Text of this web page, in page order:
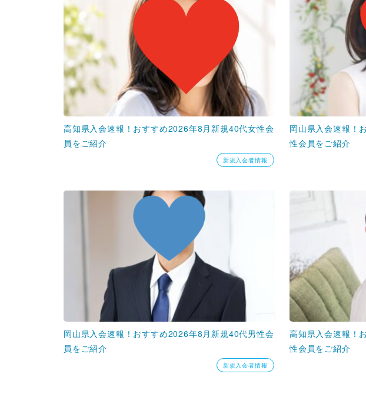
高知県入会速報！おすすめ2026年8月新規40代女性会
員をご紹介
新規入会者情報
岡山県入会速報！
性会員をご紹介
岡山県入会速報！おすすめ2026年8月新規40代男性会
員をご紹介
新規入会者情報
高知県入会速報！
性会員をご紹介